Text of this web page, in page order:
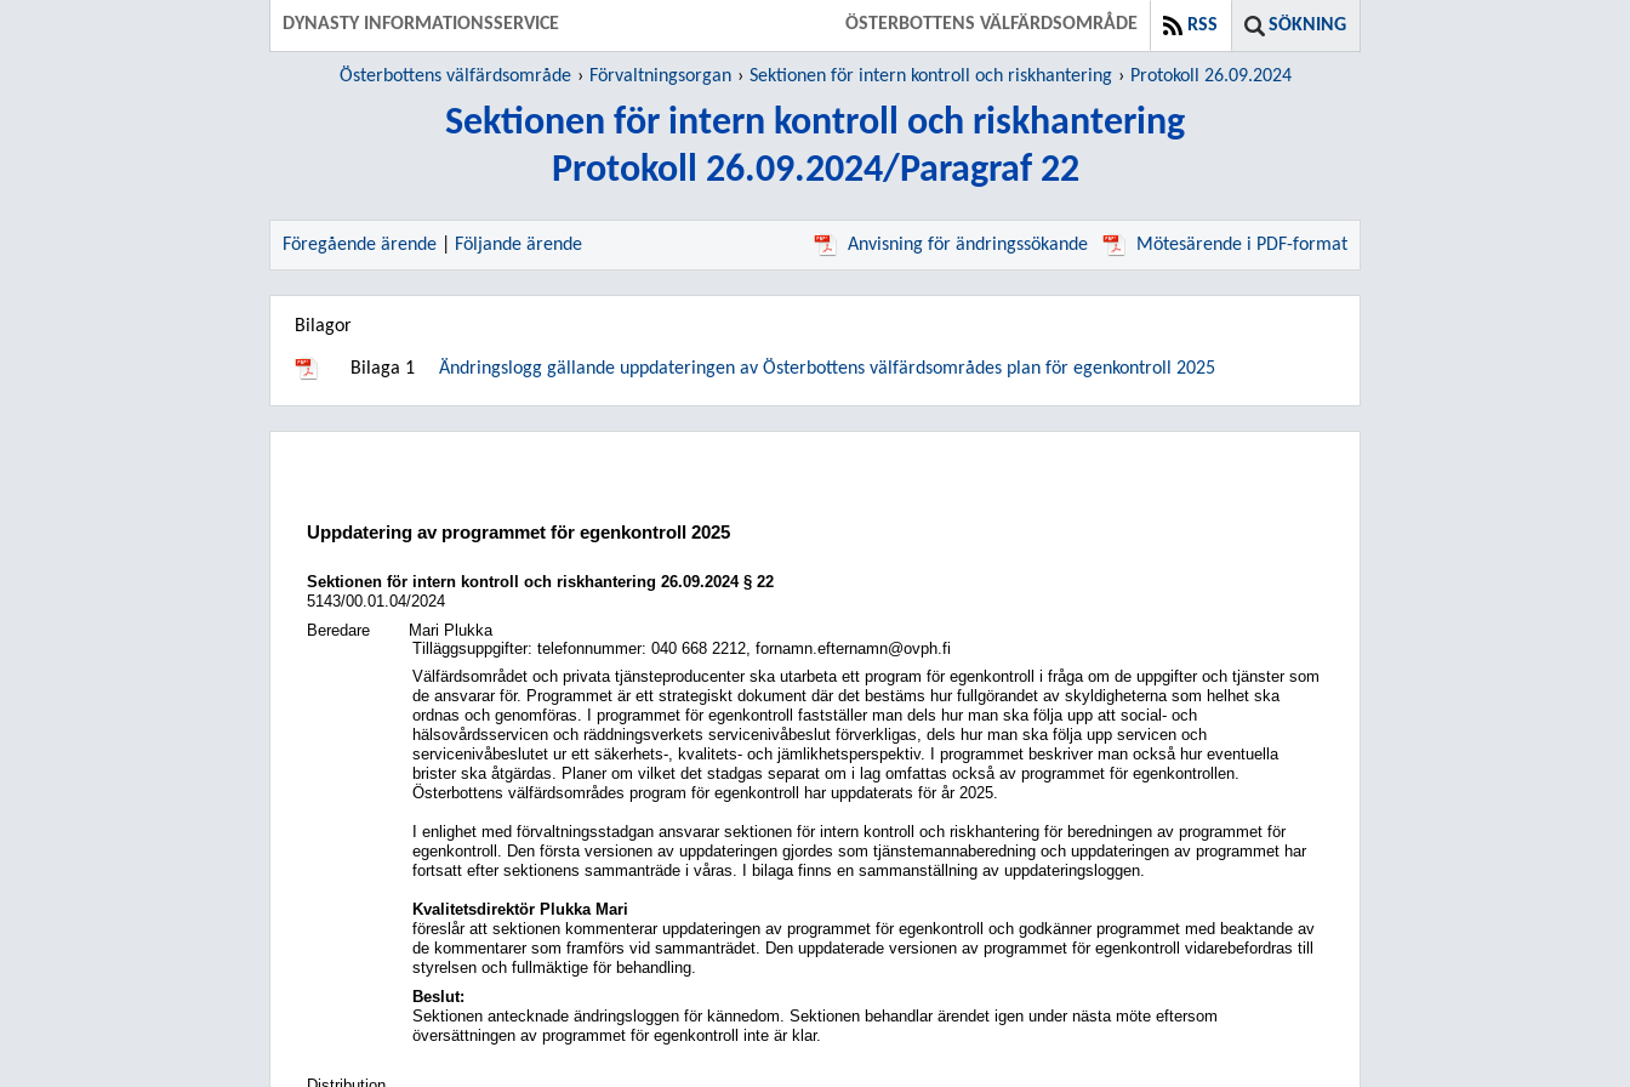
DYNASTY INFORMATIONSSERVICE SÖKNING
RSS
ÖSTERBOTTENS VÄLFÄRDSOMRÅDE
Österbottens välfärdsområde Förvaltningsorgan Sektionen för intern kontroll och riskhantering Protokoll 26.09.2024
Sektionen för intern kontroll och riskhantering
Protokoll 26.09.2024/Paragraf 22
Föregående ärende Följande ärende Anvisning för ändringssökande Mötesärende i PDF-format
Bilagor
Bilaga 1 Ändringslogg gällande uppdateringen av Österbottens välfärdsområdes plan för egenkontroll 2025
Uppdatering av programmet för egenkontroll 2025
Sektionen för intern kontroll och riskhantering 26.09.2024 § 22
5143/00.01.04/2024
Beredare
Mari Plukka
Tilläggsuppgifter: telefonnummer: 040 668 2212, fornamn.efternamn@ovph.fi
Välfärdsområdet och privata tjänsteproducenter ska utarbeta ett program för egenkontroll i fråga om de uppgifter och tjänster som
de ansvarar för. Programmet är ett strategiskt dokument där det bestäms hur fullgörandet av skyldigheterna som helhet ska
ordnas och genomföras. I programmet för egenkontroll fastställer man dels hur man ska följa upp att social- och
hälsovårdsservicen och räddningsverkets servicenivåbeslut förverkligas, dels hur man ska följa upp servicen och
servicenivåbeslutet ur ett säkerhets-, kvalitets- och jämlikhetsperspektiv. I programmet beskriver man också hur eventuella
brister ska åtgärdas. Planer om vilket det stadgas separat om i lag omfattas också av programmet för egenkontrollen.
Österbottens välfärdsområdes program för egenkontroll har uppdaterats för år 2025.
I enlighet med förvaltningsstadgan ansvarar sektionen för intern kontroll och riskhantering för beredningen av programmet för
egenkontroll. Den första versionen av uppdateringen gjordes som tjänstemannaberedning och uppdateringen av programmet har
fortsatt efter sektionens sammanträde i våras. I bilaga finns en sammanställning av uppdateringsloggen.
Kvalitetsdirektör Plukka Mari
föreslår att sektionen kommenterar uppdateringen av programmet för egenkontroll och godkänner programmet med beaktande av
de kommentarer som framförs vid sammanträdet. Den uppdaterade versionen av programmet för egenkontroll vidarebefordras till
styrelsen och fullmäktige för behandling.
Beslut:
Sektionen antecknade ändringsloggen för kännedom. Sektionen behandlar ärendet igen under nästa möte eftersom
översättningen av programmet för egenkontroll inte är klar.